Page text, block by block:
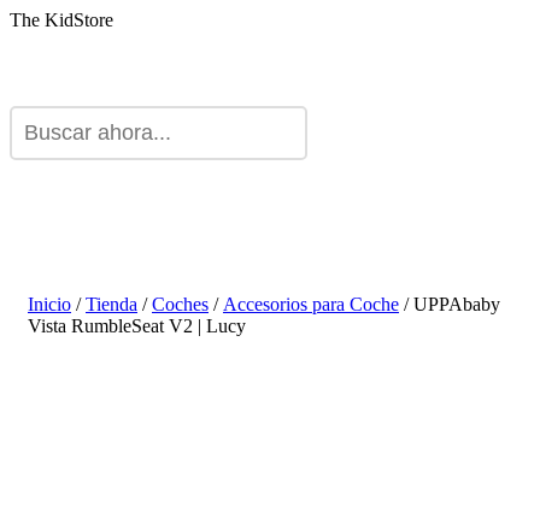
The KidStore
Inicio /Tienda /Coches / Accesorios para Coche / UPPAbaby
Vista RumbleSeat V2 | Lucy